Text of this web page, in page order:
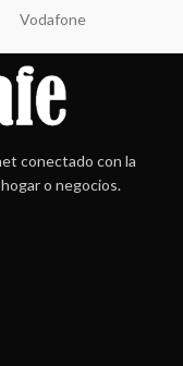
Vodafone
conectado con la
o negocios.